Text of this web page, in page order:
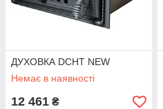
ДУХОВКА DCHT NEW
Немає в наявності
12 461 ₴